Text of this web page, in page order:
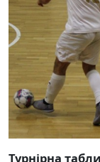
Турнірна